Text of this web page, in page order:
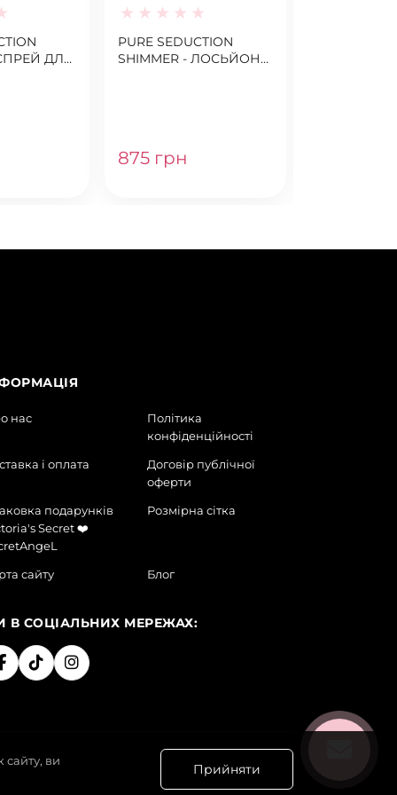
ДЛЯ
PURE SEDUCTION
SHIMMER - ЛОСЬЙОН
875 грн
нас
Політика
конфіденційності
і оплата
Договір публічної
оферти
подарунків
Secret ❤️
Розмірна сітка
сайту Блог
В СОЦІАЛЬНИХ МЕРЕЖАХ:
сайту, ви
Прийняти